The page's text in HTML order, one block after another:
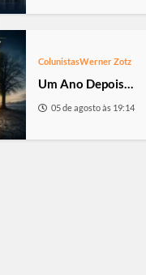
ColunistasWerner Zotz
Um Ano Depois…
05 de agosto às 19:14